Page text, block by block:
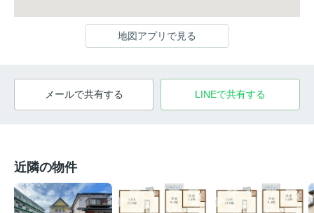
地図アプリで見る
メールで共有する LINEで共有する
近隣の物件